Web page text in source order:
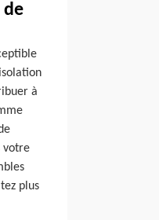
de
à
votre
plus